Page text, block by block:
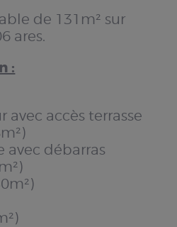
de 131m² sur
ares.
:
avec accès terrasse
avec débarras